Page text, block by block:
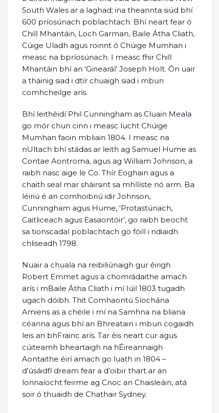
South Wales ar a laghad; ina theannta siúd bhí
600 príosúnach poblachtach. Bhí neart fear ó
Chill Mhantáin, Loch Garman, Baile Átha Cliath,
Cúige Uladh agus roinnt ó Chúige Mumhan i
measc na bpríosúnach. I measc fhir Chill
Mhantáin bhí an ‘Ginearál’ Joseph Holt. Ón uair
a tháinig siad i dtír chuaigh siad i mbun
comhcheilge arís.
Bhí leithéidí Phil Cunningham as Cluain Meala
go mór chun cinn i measc lucht Chúige
Mumhan faoin mbliain 1804. I measc na
nUltach bhí stádas ar leith ag Samuel Hume as
Contae Aontroma, agus ag William Johnson, a
raibh nasc aige le Co. Thír Eoghain agus a
chaith seal mar sháirsint sa mhílíste nó arm. Ba
léiriú é an comhoibriú idir Johnson,
Cunningham agus Hume, ‘Protastúnach,
Caitliceach agus Easaontóir’, go raibh beocht
sa tionscadal poblachtach go fóill i ndiaidh
chliseadh 1798.
Nuair a chuala na reibiliúnaigh gur éirigh
Robert Emmet agus a chomrádaithe amach
arís i mBaile Átha Cliath i mí Iúil 1803 tugadh
ugach dóibh. Thit Comhaontú Síochána
Amiens as a chéile i mí na Samhna na bliana
céanna agus bhí an Bhreatain i mbun cogaidh
leis an bhFrainc arís. Tar éis neart cur agus
cúiteamh bheartaigh na hÉireannaigh
Aontaithe éirí amach go luath in 1804 –
d’úsáidfí dream fear a d’oibir thart ar an
lonnaíocht feirme ag Cnoc an Chaisleáin, atá
soir ó thuaidh de Chathair Sydney.